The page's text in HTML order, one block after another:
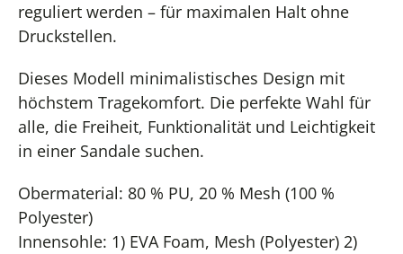
reguliert werden – für maximalen Halt ohne
Druckstellen.
Dieses Modell minimalistisches Design mit
höchstem Tragekomfort. Die perfekte Wahl für
alle, die Freiheit, Funktionalität und Leichtigkeit
in einer Sandale suchen.
Obermaterial: 80 % PU, 20 % Mesh (100 %
Polyester)
Innensohle: 1) EVA Foam, Mesh (Polyester) 2)